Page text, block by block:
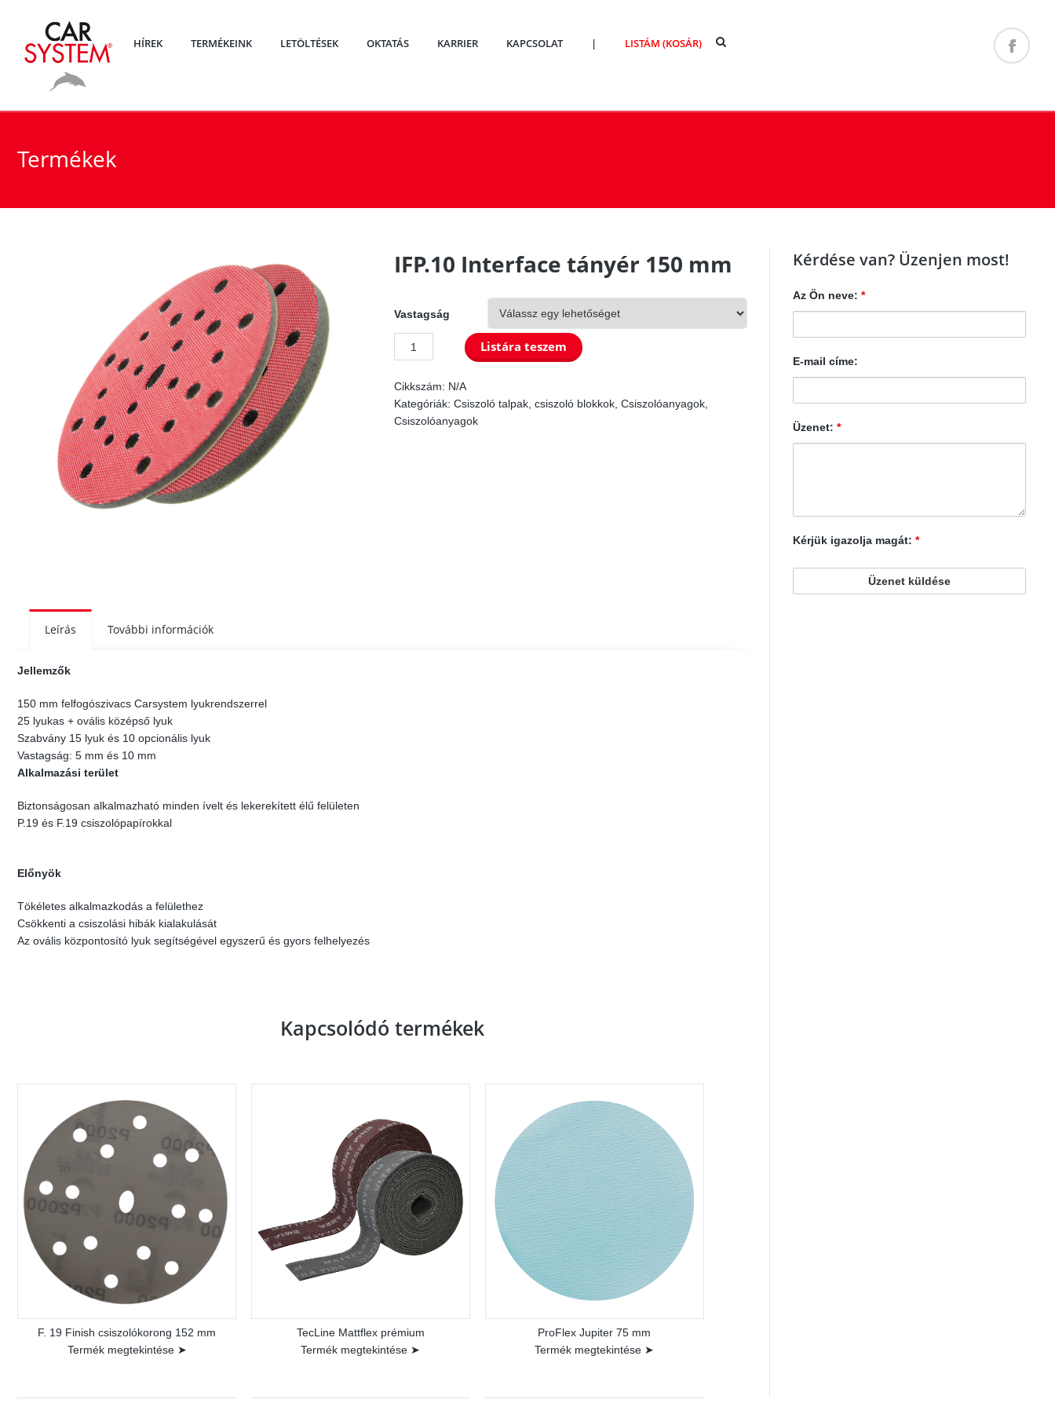
HÍREK TERMÉKEINK LETÖLTÉSEK OKTATÁS KARRIER KAPCSOLAT | LISTÁM (KOSÁR)
Termékek
IFP.10 Interface tányér 150 mm
Vastagság
IFP.10
tányér
150
Listára teszem
Cikkszám: N/A
Kategóriák:Csiszoló talpak, csiszoló blokkok ,Csiszolóanyagok
Csiszolóanyagok
Leírás További információk
Jellemzők
150 mm felfogószivacs Carsystem lyukrendszerrel
25 lyukas + ovális középső lyuk
Szabvány 15 lyuk és 10 opcionális lyuk
Vastagság: 5 mm és 10 mm
Alkalmazási terület
Biztonságosan alkalmazható minden ívelt és lekerekített élű felületen
P.19 és F.19 csiszolópapírokkal
Előnyök
Tökéletes alkalmazkodás a felülethez
Csökkenti a csiszolási hibák kialakulását
Az ovális központosító lyuk segítségével egyszerű és gyors felhelyezés
Kapcsolódó termékek
F. 19 Finish csiszolókorong 152 mm
Termék megtekintése ➤
TecLine Mattflex prémium
Termék megtekintése ➤
ProFlex Jupiter 75 mm
Termék megtekintése ➤
Kérdése van? Üzenjen most!
Az Ön neve: *
E-mail címe:
Üzenet: *
Kérjük igazolja magát: *